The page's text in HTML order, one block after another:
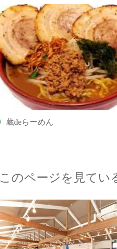
蔵deらーめん
このページを見てい